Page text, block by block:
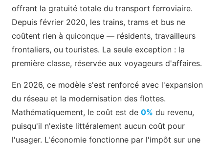
offrant la gratuité totale du transport ferroviaire.
Depuis février 2020, les trains, trams et bus ne
coûtent rien à quiconque — résidents, travailleurs
frontaliers, ou touristes. La seule exception : la
première classe, réservée aux voyageurs d'affaires.
En 2026, ce modèle s'est renforcé avec l'expansion
du réseau et la modernisation des flottes.
Mathématiquement, le coût est de 0% du revenu,
puisqu'il n'existe littéralement aucun coût pour
l'usager. L'économie fonctionne par l'impôt sur une